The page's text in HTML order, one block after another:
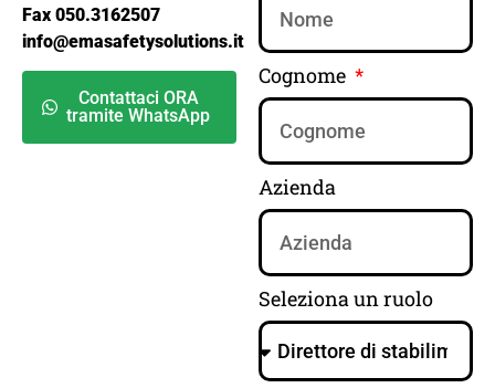
Fax 050.3162507
info@emasafetysolutions.it
Contattaci ORA
tramite WhatsApp
Cognome
Azienda
Seleziona un ruolo